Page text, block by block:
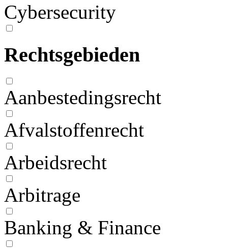
Cybersecurity
Rechtsgebieden
Aanbestedingsrecht
Afvalstoffenrecht
Arbeidsrecht
Arbitrage
Banking & Finance